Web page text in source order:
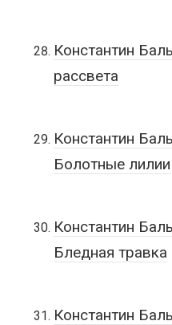
Константин
рассвета
Константин
Болотные лилии
Константин
Бледная травка
Константин